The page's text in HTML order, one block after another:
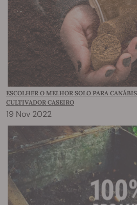
ESCOLHER O MELHOR SOLO PARA
CULTIVADOR CASEIRO
19 Nov 2022